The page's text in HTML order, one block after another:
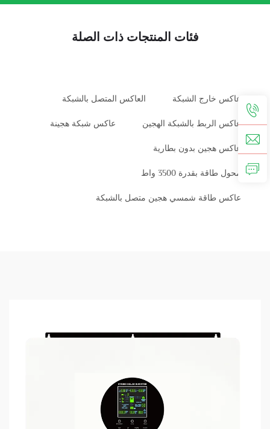
فئات المنتجات ذات الصلة
عاكس خارج الشبكة العاكس المتصل بالشبكة
عاكس الربط بالشبكة الهجين عاكس شبكة هجينة
عاكس هجين بدون بطارية
محول طاقة بقدرة 3500 واط
عاكس طاقة شمسي هجين متصل بالشبكة